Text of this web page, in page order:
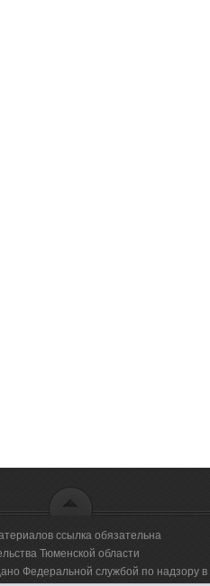
ссылка обязательна
Тюменской области
Федеральной службой по надзору